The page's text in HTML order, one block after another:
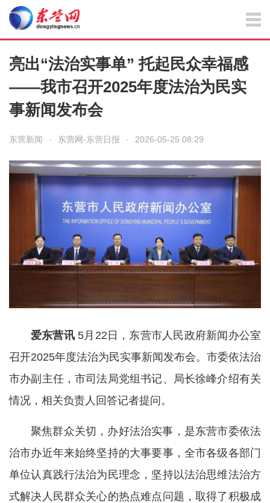
亮出“法治实事单” 托起民众幸福感
——我市召开2025年度法治为民实
事新闻发布会
东营新闻 · 东营网-东营日报 · 2026-05-25 08:29
爱东营讯5月22日，东营市人民政府新闻办公室
召开2025年度法治为民实事新闻发布会。市委依法治
市办副主任，市司法局党组书记、局长徐峰介绍有关
情况，相关负责人回答记者提问。
聚焦群众关切，办好法治实事，是东营市委依法
治市办近年来始终坚持的大事要事，全市各级各部门
单位认真践行法治为民理念，坚持以法治思维法治方
式解决人民群众关心的热点难点问题，取得了积极成